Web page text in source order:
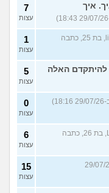
איך
7
עצות
(lili, בת 25, כתבה
1
עצות
להיתקדם האלה 5
עצות
0
עצות
(Lamali, בת 26, כתבה
6
עצות
בת 25, כתבה ב-29/07/26
15
עצות